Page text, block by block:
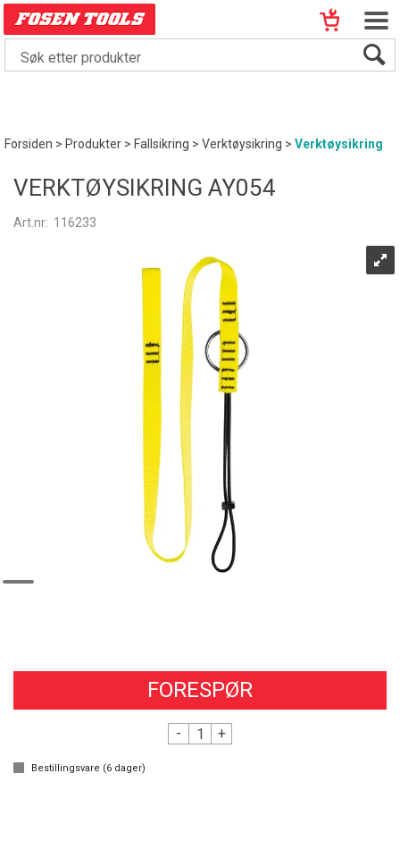
Forsiden>Produkter>Fallsikring>Verktøysikring>Verktøysikring
VERKTØYSIKRING AY054
Art.nr: 116233
FORESPØR
- +
Bestillingsvare (6 dager)